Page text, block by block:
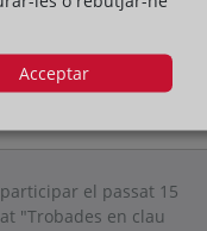
el passat 15
"Trobades en clau
Acceptar